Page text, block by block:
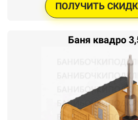
ПОЛУЧИТЬ
Баня квадро